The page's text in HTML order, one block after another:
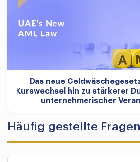
Das neue
Kurswechsel hin zu stärkerer
unternehmerischer
Häufig gestellte Fragen